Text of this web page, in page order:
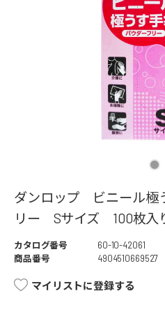
ダンロップ ビニール極
リー Sサイズ 100枚入
カタログ番号
60-10-42061
商品番号
4904510669527
マイリストに登録する